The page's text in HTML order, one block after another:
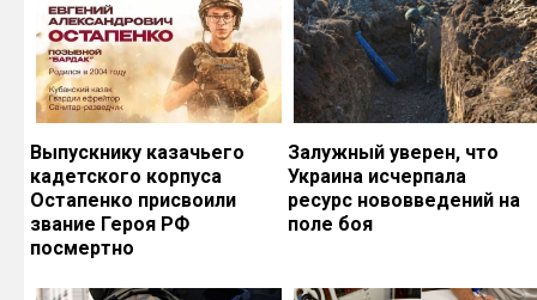
Выпускнику казачьего
кадетского корпуса
Остапенко присвоили
звание Героя РФ
посмертно
Залужный уверен, что
Украина исчерпала
ресурс нововведений на
поле боя